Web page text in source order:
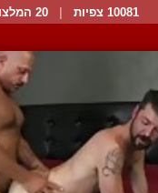
10081 צפיות 20 המלצות